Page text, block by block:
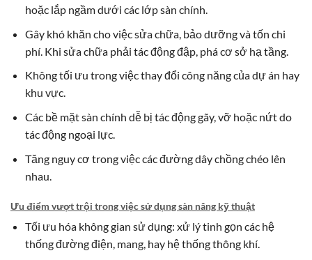
hoặc lắp ngầm dưới các lớp sàn chính.
Gây khó khăn cho việc sửa chữa, bảo dưỡng và tốn chi
phí. Khi sửa chữa phải tác động đập, phá cơ sở hạ tầng.
Không tối ưu trong việc thay đổi công năng của dự án hay
khu vực.
Các bề mặt sàn chính dễ bị tác động gãy, vỡ hoặc nứt do
tác động ngoại lực.
Tăng nguy cơ trong việc các đường dây chồng chéo lên
nhau.
Ưu điểm vượt trội trong việc sử dụng sàn nâng kỹ thuật
Tối ưu hóa không gian sử dụng: xử lý tinh gọn các hệ
thống đường điện, mang, hay hệ thống thông khí.